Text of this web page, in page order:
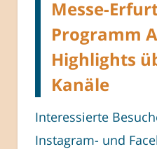
Messe-
Programm
Highlights
Kanäle
Interessierte
Instagram- und